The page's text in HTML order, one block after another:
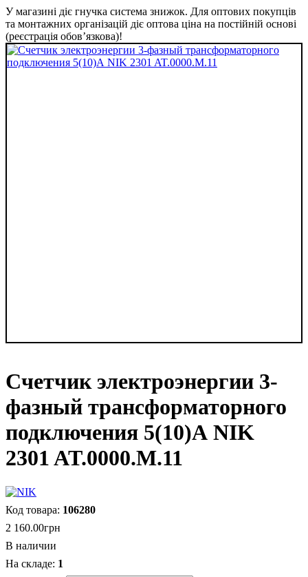
У магазині діє гнучка система знижок. Для оптових покупців
та монтажних організацій діє оптова ціна на постійній основі
(реєстрація обов’язкова)!
Счетчик электроэнергии 3-
фазный трансформаторного
подключения 5(10)А NIK
2301 AT.0000.М.11
106280
2 160.00грн
В наличии
1